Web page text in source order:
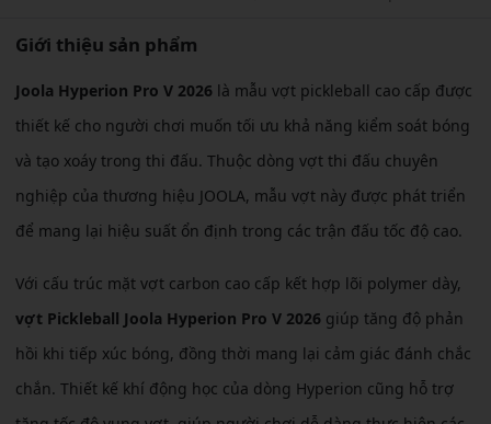
Giới thiệu sản phẩm
Joola Hyperion Pro V 2026 là mẫu vợt pickleball cao cấp được
thiết kế cho người chơi muốn tối ưu khả năng kiểm soát bóng
và tạo xoáy trong thi đấu. Thuộc dòng vợt thi đấu chuyên
nghiệp của thương hiệu JOOLA, mẫu vợt này được phát triển
để mang lại hiệu suất ổn định trong các trận đấu tốc độ cao.
Với cấu trúc mặt vợt carbon cao cấp kết hợp lõi polymer dày,
vợt Pickleball Joola Hyperion Pro V 2026 giúp tăng độ phản
hồi khi tiếp xúc bóng, đồng thời mang lại cảm giác đánh chắc
chắn. Thiết kế khí động học của dòng Hyperion cũng hỗ trợ